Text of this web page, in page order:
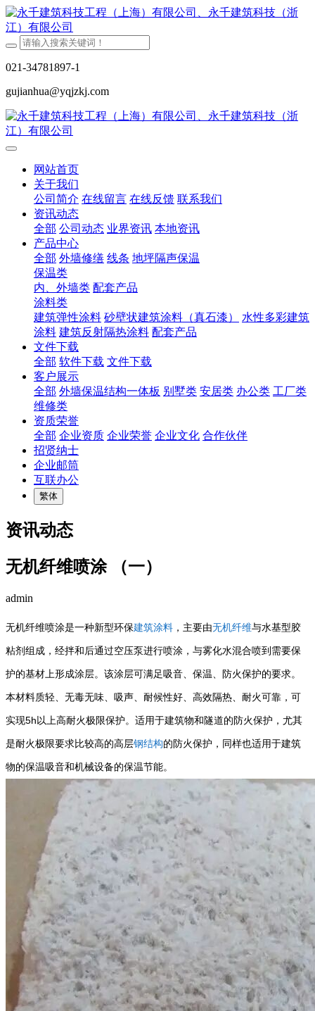
021-34781897-1
gujianhua@yqjzkj.com
网站首页
关于我们
公司简介 在线留言 在线反馈 联系我们
资讯动态
全部 公司动态 业界资讯 本地资讯
产品中心
全部 外墙修缮 线条 地坪隔声保温
保温类
内、外墙类 配套产品
涂料类
建筑弹性涂料 砂壁状建筑涂料（真石漆）
水性多彩建筑
涂料 建筑反射隔热涂料 配套产品
文件下载
全部 软件下载 文件下载
客户展示
全部 外墙保温结构一体板 别墅类 安居类 办公类 工厂类
维修类
资质荣誉
全部 企业资质 企业荣誉 企业文化 合作伙伴
招贤纳士
企业邮筒
互联办公
繁体
资讯动态
无机纤维喷涂 （一）
admin
无机纤维喷涂是一种新型环保建筑涂料 ，主要由无机纤维与水基型胶
粘剂组成，经拌和后通过空压泵进行喷涂，与雾化水混合喷到需要保
护的基材上形成涂层。该涂层可满足吸音、保温、防火保护的要求。
本材料质轻、无毒无味、吸声、耐候性好、高效隔热、耐火可靠，可
实现5h 以上高耐火极限保护。适用于建筑物和隧道的防火保护，尤其
是耐火极限要求比较高的高层钢结构的防火保护，同样也适用于建筑
物的保温吸音和机械设备的保温节能。